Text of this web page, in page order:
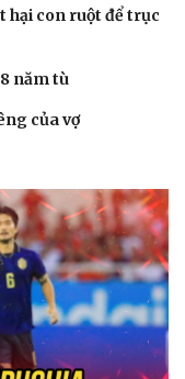
thời sự
đêm khuya
tình yêu
cho bé
tâm hồn
hại con ruột để trục
năm tù
của vợ